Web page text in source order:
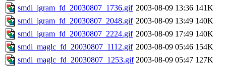
smdi_igram_fd_20030807_1736.gif 2003-08-09 13:36 141K
smdi_igram_fd_20030807_2048.gif 2003-08-09 13:49 140K
smdi_igram_fd_20030807_2224.gif 2003-08-09 17:49 140K
smdi_maglc_fd_20030807_1112.gif 2003-08-09 05:46 154K
smdi_maglc_fd_20030807_1253.gif 2003-08-09 05:47 127K